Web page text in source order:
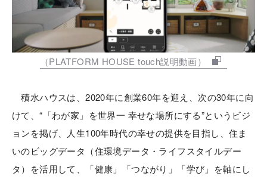
（PLATFORM HOUSE touch説明動画）
積水ハウスは、2020年に創業60年を迎え、次の30年に向
けて、“「わが家」を世界一 幸せな場所にする”というビジ
ョンを掲げ、人生100年時代の幸せの提供を目指し、住ま
いのビッグデータ（住環境データ・ライフスタイルデー
タ）を活用して、「健康」「つながり」「学び」を軸にし